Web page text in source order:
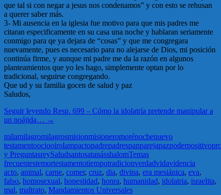
que tal si con negar a jesus nos condenamos” y con esto se rehusan
a querer saber más.
3- Mi ausencia en la iglesia fue motivo para que mis padres me
citaran especificamente en su casa una noche y hablaran seriamente
conmigo para qe ya dejara de “cosas” y que me congregara
nuevamente, pues es necesario para no alejarse de Dios, mi posición
continúa firme, y aunque mi padre me da la razón en algunos
planteamientos que yo les hago, simplemente optan por lo
tradicional, seguirse congregando.
Que ud y su familia gocen de salud y paz
Saludos,
Seguir leyendo Resp. 699 – Cómo la idolatría pretende manipular a
un noájida… →
milamilagromilagrosmisionmisioneromorénochenuevo
testamentoociooirolampactopadrepadrespanparejapazpoderpositivo
y PreguntasreySaludsantosatanásshalomTemas
frecuentestemortestamentotiempotradicionverdadvidavidencia
acto, animal, carne, comer, cruz, dia, divina, era mesiánica, eva,
falso, homosexual, honestidad, honra, humanidad, idolatria, israelita,
mal, maltrato, Mandamientos Universales